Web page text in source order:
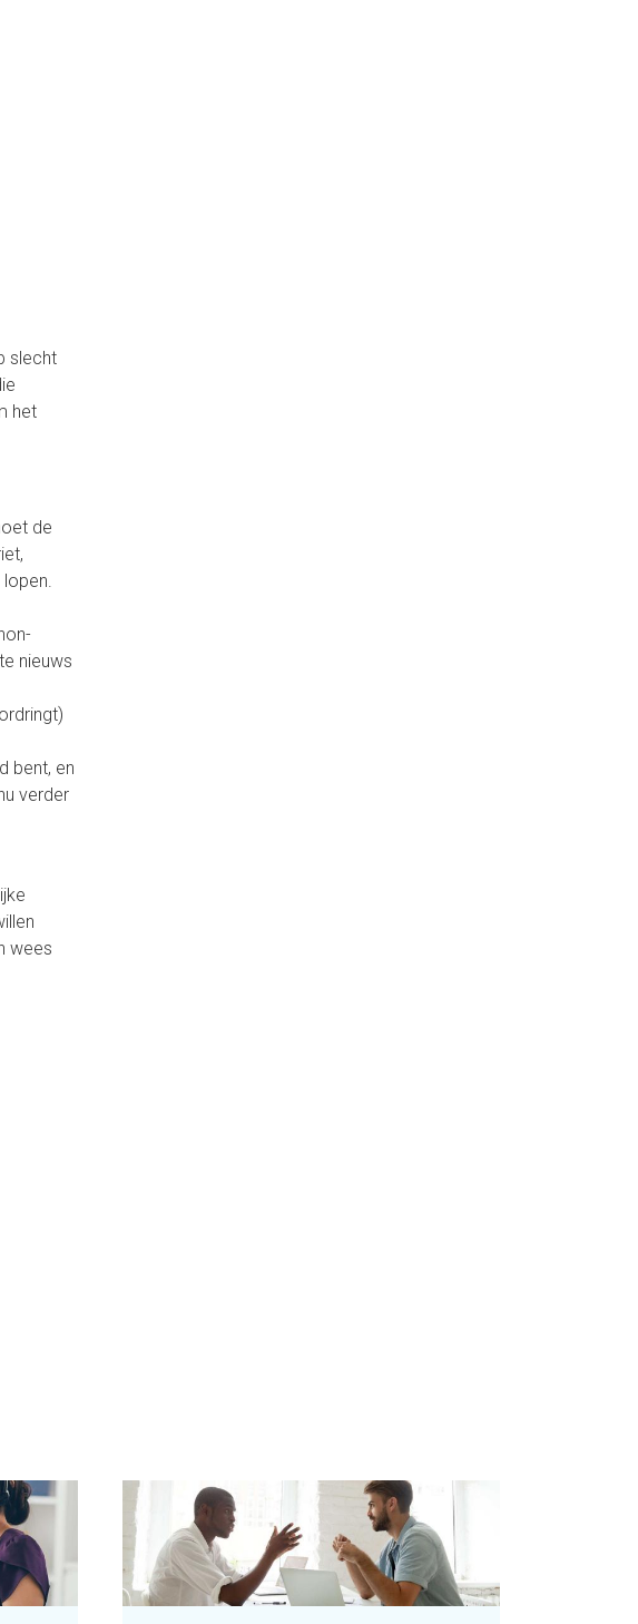
slecht
het
de
nieuws
bent, en
verder
wees